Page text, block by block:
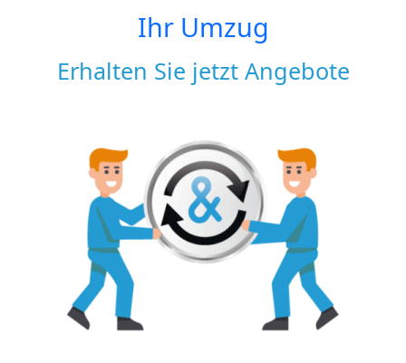
Ihr Umzug
Erhalten Sie jetzt Angebote